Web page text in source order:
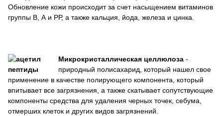
Обновление кожи происходит за счет насыщением витаминов
группы В, А и РР, а также кальция, йода, железа и цинка.
Микрокристаллическая целлюлоза -
природный полисахарид, который нашел свое
применение в качестве полирующего компонента, который
впитывает все загрязнения, а также скатывает сопутствующие
компоненты средства для удаления черных точек, себума,
отмерших клеток и других видов загрязнений.